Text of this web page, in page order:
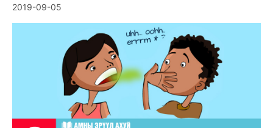
2019-09-05